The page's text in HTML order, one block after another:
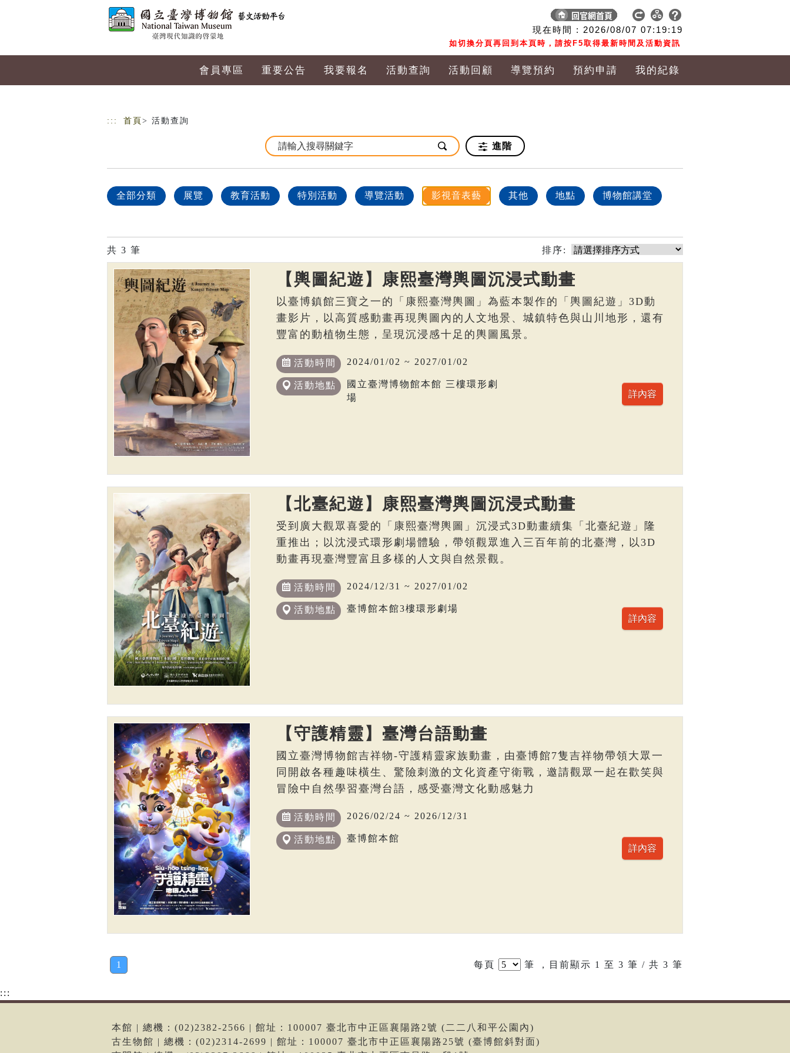
現在時間 : 2026/08/07 07:19:19
如切換分頁再回到本頁時，請按F5取得最新時間及活動資訊
會員專區 重要公告 我要報名 活動查詢 活動回顧 導覽預約 預約申請 我的紀錄
::: 首頁 > 活動查詢
進階
全部分類 展覽 教育活動 特別活動 導覽活動 影視音表藝 其他 地點 博物館講堂
共 3 筆 排序:
【輿圖紀遊】康熙臺灣輿圖沉浸式動畫
以臺博鎮館三寶之一的「康熙臺灣輿圖」為藍本製作的「輿圖紀遊」3D動
畫影片，以高質感動畫再現輿圖內的人文地景、城鎮特色與山川地形，還有
豐富的動植物生態，呈現沉浸感十足的輿圖風景。
活動時間 2024/01/02 ~ 2027/01/02
活動地點
國立臺灣博物館本館 三樓環形劇
場
【北臺紀遊】康熙臺灣輿圖沉浸式動畫
受到廣大觀眾喜愛的「康熙臺灣輿圖」沉浸式3D動畫續集「北臺紀遊」隆
重推出；以沈浸式環形劇場體驗，帶領觀眾進入三百年前的北臺灣，以3D
動畫再現臺灣豐富且多樣的人文與自然景觀。
活動時間 2024/12/31 ~ 2027/01/02
活動地點 臺博館本館3樓環形劇場
【守護精靈】臺灣台語動畫
國立臺灣博物館吉祥物-守護精靈家族動畫，由臺博館7隻吉祥物帶領大眾一
同開啟各種趣味橫生、驚險刺激的文化資產守衛戰，邀請觀眾一起在歡笑與
冒險中自然學習臺灣台語，感受臺灣文化動感魅力
活動時間 2026/02/24 ~ 2026/12/31
活動地點 臺博館本館
1 每頁 筆 ，目前顯示 1 至 3 筆 / 共 3 筆
:::
本館 | 總機：(02)2382-2566 | 館址：100007 臺北市中正區襄陽路2號 (二二八和平公園內)
古生物館 | 總機：(02)2314-2699 | 館址：100007 臺北市中正區襄陽路25號 (臺博館斜對面)